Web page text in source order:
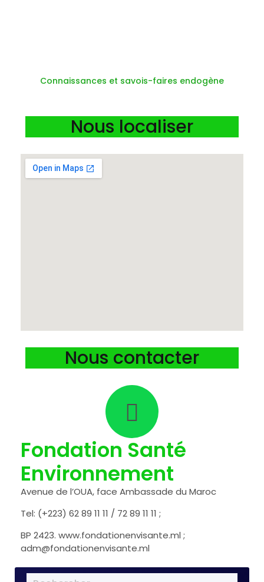
Connaissances et savois-faires endogène
Nous localiser
Nous contacter
Fondation Santé
Environnement
Avenue de l’OUA, face Ambassade du Maroc
Tel: (+223) 62 89 11 11 / 72 89 11 11 ;
BP 2423. www.fondationenvisante.ml ;
adm@fondationenvisante.ml